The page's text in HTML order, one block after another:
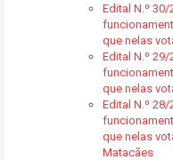
Edital N.º
que nelas
Edital N.º
que nelas
Edital N.º
que nelas
Matacães